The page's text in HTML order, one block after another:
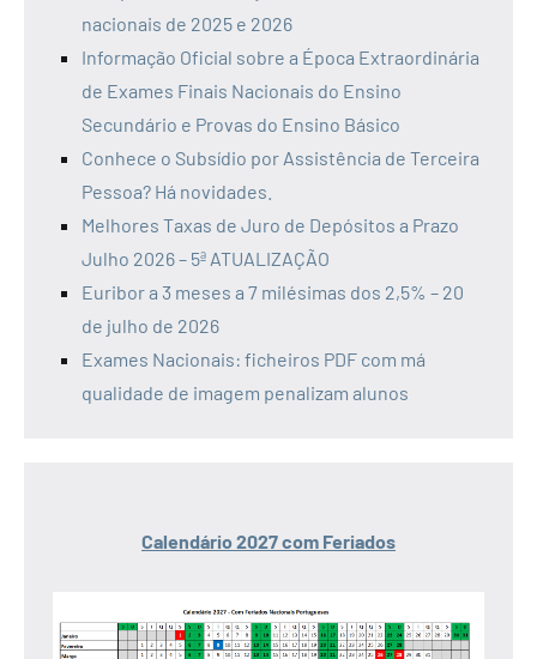
nacionais de 2025 e 2026
Informação Oficial sobre a Época Extraordinária
de Exames Finais Nacionais do Ensino
Secundário e Provas do Ensino Básico
Conhece o Subsídio por Assistência de Terceira
Pessoa? Há novidades.
Melhores Taxas de Juro de Depósitos a Prazo
Julho 2026 – 5ª ATUALIZAÇÃO
Euribor a 3 meses a 7 milésimas dos 2,5% – 20
de julho de 2026
Exames Nacionais: ficheiros PDF com má
qualidade de imagem penalizam alunos
Calendário 2027 com Feriados